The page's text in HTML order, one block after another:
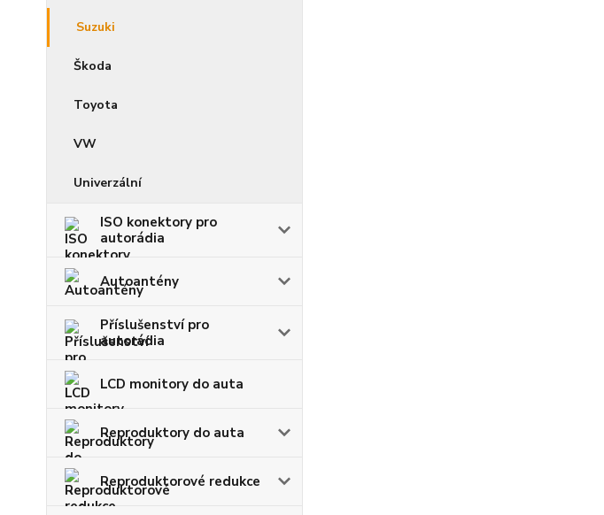
Suzuki
Škoda
Toyota
VW
Univerzální
ISO konektory pro
autorádia
Autoantény
Příslušenství pro
autorádia
LCD monitory do auta
Reproduktory do auta
Reproduktorové redukce